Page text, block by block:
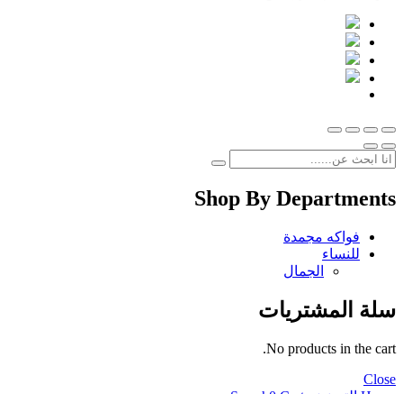
Shop By Departments
فواكه مجمدة
للنساء
الجمال
سلة المشتريات
No products in the cart.
Close